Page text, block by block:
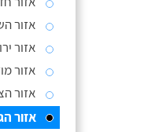
אזור
אזור
אזור
אזור
אזור